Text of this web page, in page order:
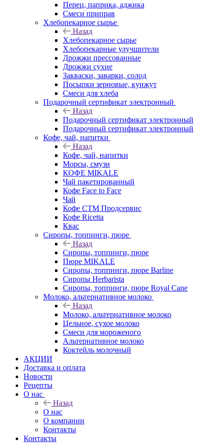
Перец, паприка, аджика
Смеси приправ
Хлебопекарное сырье
Назад
Хлебопекарное сырье
Хлебопекарные улучшители
Дрожжи прессованные
Дрожжи сухие
Закваски, заварки, солод
Посыпки зерновые, кунжут
Смеси для хлеба
Подарочный сертификат электронный
Назад
Подарочный сертификат электронный
Подарочный сертификат электронный
Кофе, чай, напитки
Назад
Кофе, чай, напитки
Морсы, смузи
КОФЕ MIKALE
Чай пакетированный
Кофе Face to Face
Чай
Кофе СТМ Продсервис
Кофе Ricetta
Квас
Сиропы, топпинги, пюре
Назад
Сиропы, топпинги, пюре
Пюре MIKALE
Сиропы, топпинги, пюре Barline
Сиропы Herbarista
Сиропы, топпинги, пюре Royal Cane
Молоко, альтернативное молоко
Назад
Молоко, альтернативное молоко
Цельное, сухое молоко
Смеси для мороженого
Альтернативное молоко
Коктейль молочный
АКЦИИ
Доставка и оплата
Новости
Рецепты
О нас
Назад
О нас
О компании
Контакты
Контакты